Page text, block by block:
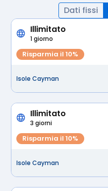
Dati fissi
Illimitato
1 giorno
Risparmia il 10%
Isole Cayman
Illimitato
3 giorni
Risparmia il 10%
Isole Cayman